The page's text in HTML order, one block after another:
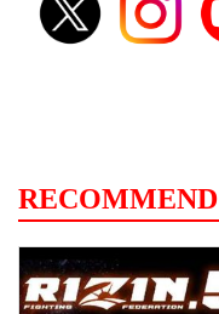
RECOMMEND